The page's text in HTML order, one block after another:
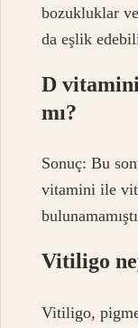
bozukluklar
da eşlik
D
mı?
Sonuç: Bu
vitamini ile
Vitiligo
Vitiligo,